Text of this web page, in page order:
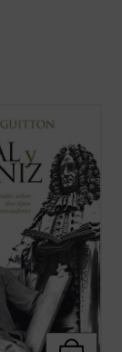
en este libro el
buscando
entre dos espíritus
y Leibniz. Ambos son
y pensadores
se oponen en ...